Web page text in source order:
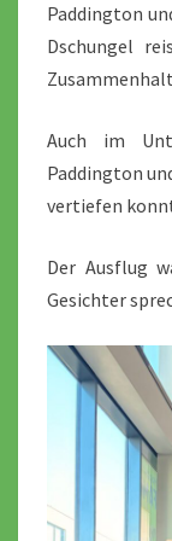
Paddington
Dschungel
Auch im
Paddington
vertiefen
Der Ausflug
Gesichter